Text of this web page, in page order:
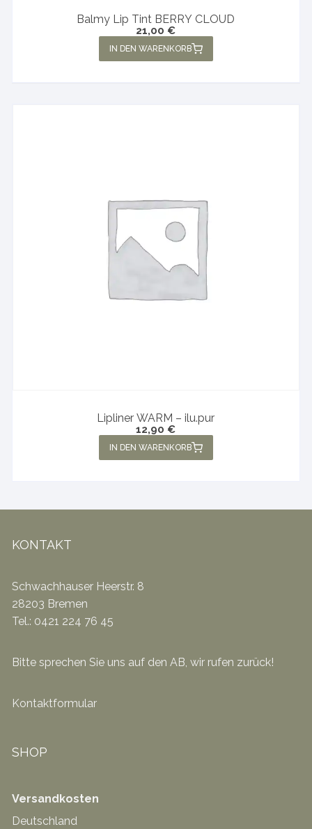
Balmy Lip Tint BERRY CLOUD
21,00 €
IN DEN WARENKORB
Lipliner WARM – ilu.pur
12,90 €
IN DEN WARENKORB
KONTAKT
Schwachhauser Heerstr. 8
28203 Bremen
Tel.: 0421 224 76 45
Bitte sprechen Sie uns auf den AB, wir rufen zurück!
Kontaktformular
SHOP
Versandkosten
Deutschland